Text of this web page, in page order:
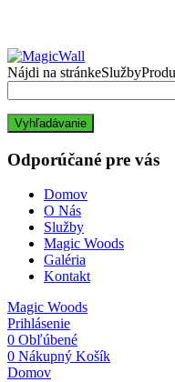
Nájdi na stránkeSlužby
Vyhľadávanie
Odporúčané pre vás
Domov
O Nás
Služby
Magic Woods
Galéria
Kontakt
Magic Woods
Prihlásenie
0 Obľúbené
0 Nákupný Košík
Domov